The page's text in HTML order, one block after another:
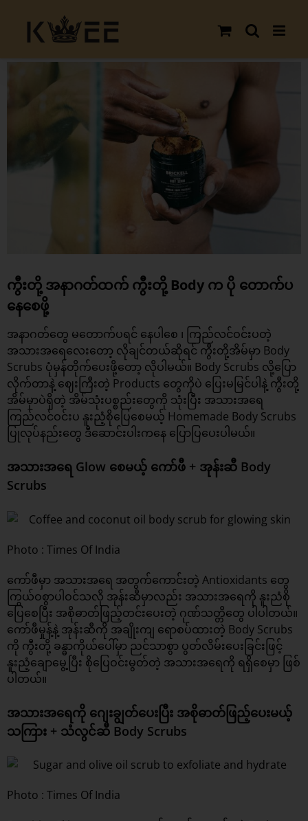
content
ကွီးတို့ အနာဂတ်ထက် ကွီးတို့ Body က ပို တောက်ပ
နေစေဖို့
အနာဂတ်တွေ မတောက်ပရင် နေပါစေ ၊ ကြည်လင်ဝင်းပတဲ့
အသားအရေလေးတော့ လိုချင်တယ်ဆိုရင် ကွီးတို့အိမ်မှာ Body
Scrubs ပုံမှန်တိုက်ပေးဖို့တော့ လိုပါမယ်။ Body Scrubs လို့ပြော
လိုက်တာနဲ့ ဈေးကြီးတဲ့ Products တွေကိုပဲ ပြေးမမြင်ပါနဲ့ ကွီးတို့
အိမ်မှာပဲရှိတဲ့ အိမ်သုံးပစ္စည်းတွေကို သုံးပြီး အသားအရေ
ကြည်လင်ဝင်းပ နူးညံ့စိုပြေစေမယ့် Homemade Body Scrubs
ပြုလုပ်နည်းတွေ ဒီဆောင်းပါးကနေ ပြောပြပေးပါမယ်။
အသားအရေ Glow စေမယ့် ကော်ဖီ + အုန်းဆီ Body
Scrubs
Photo : Times Of India
ကော်ဖီမှာ အသားအရေ အတွက်ကောင်းတဲ့ Antioxidants တွေ
ကြွယ်ဝစွာပါဝင်သလို အုန်းဆီမှာလည်း အသားအရေကို နူးညံစို
ပြေစေပြီး အစိုဓာတ်ဖြည့်တင်းပေးတဲ့ ဂုဏ်သတ္တိတွေ ပါပါတယ်။
ကော်ဖီမှုန့်နဲ့ အုန်းဆီကို အချိုးကျ ရောစပ်ထားတဲ့ Body Scrubs
ကို ကွီးတို့ ခန္ဓာကိုယ်ပေါ်မှာ ညင်သာစွာ ပွတ်လိမ်းပေးခြင်းဖြင့်
နူးညံ့ချောမွေ့ပြီး စိုပြေဝင်းမွတ်တဲ့ အသားအရေကို ရရှိစေမှာ ဖြစ်
ပါတယ်။
အသားအရေကို ဂျေးချွတ်ပေးပြီး အစိုဓာတ်ဖြည့်ပေးမယ့်
သကြား + သံလွင်ဆီ Body Scrubs
Photo : Times Of India